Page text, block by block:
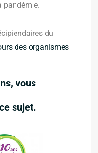
pandémie.
du
des organismes
vous
sujet.